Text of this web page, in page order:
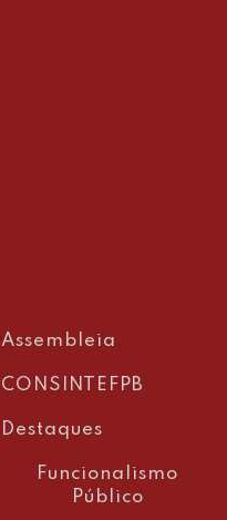
Assembleia
CONSINTEFPB
Destaques
Funcionalismo
Público